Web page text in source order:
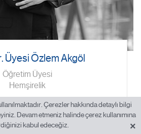
Üyesi Özlem Akgöl
Öğretim Üyesi
Hemşirelik
677 16 30 #3729
Çerezler hakkında detaylı bilgi
Devam etmeniz halinde çerez kullanımına
kabul edeceğiz.
×